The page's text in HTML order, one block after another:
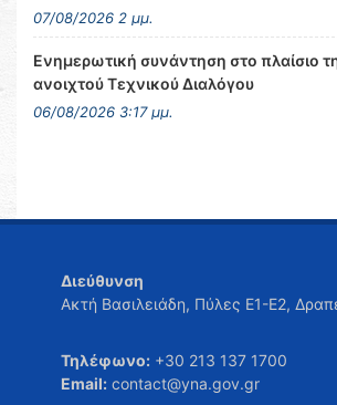
07/08/2026 2 μμ.
Ενημερωτική συνάντηση στο πλαίσιο
ανοιχτού Τεχνικού Διαλόγου
06/08/2026 3:17 μμ.
Διεύθυνση
Ακτή Βασιλειάδη, Πύλες Ε1-Ε2,
Τηλέφωνο: +30 213 137 1700
Email: contact@yna.gov.gr